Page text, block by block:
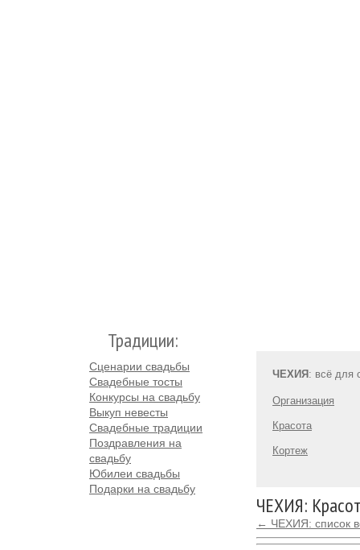
Традиции:
Сценарии свадьбы
Свадебные тосты
Конкурсы на свадьбу
Выкуп невесты
Свадебные традиции
Поздравления на
свадьбу
Юбилеи свадьбы
Подарки на свадьбу
ЧЕХИЯ : всё для
Организация
Красота
Кортеж
ЧЕХИЯ:
← ЧЕХИЯ: список